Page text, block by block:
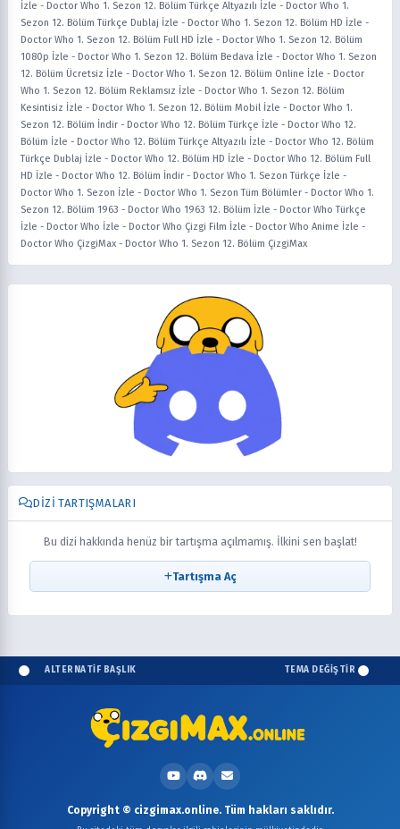
İzle - Doctor Who 1. Sezon 12. Bölüm Türkçe Altyazılı İzle - Doctor Who 1.
Sezon 12. Bölüm Türkçe Dublaj İzle - Doctor Who 1. Sezon 12. Bölüm HD İzle -
Doctor Who 1. Sezon 12. Bölüm Full HD İzle - Doctor Who 1. Sezon 12. Bölüm
1080p İzle - Doctor Who 1. Sezon 12. Bölüm Bedava İzle - Doctor Who 1. Sezon
12. Bölüm Ücretsiz İzle - Doctor Who 1. Sezon 12. Bölüm Online İzle - Doctor
Who 1. Sezon 12. Bölüm Reklamsız İzle - Doctor Who 1. Sezon 12. Bölüm
Kesintisiz İzle - Doctor Who 1. Sezon 12. Bölüm Mobil İzle - Doctor Who 1.
Sezon 12. Bölüm İndir - Doctor Who 12. Bölüm Türkçe İzle - Doctor Who 12.
Bölüm İzle - Doctor Who 12. Bölüm Türkçe Altyazılı İzle - Doctor Who 12. Bölüm
Türkçe Dublaj İzle - Doctor Who 12. Bölüm HD İzle - Doctor Who 12. Bölüm Full
HD İzle - Doctor Who 12. Bölüm İndir - Doctor Who 1. Sezon Türkçe İzle -
Doctor Who 1. Sezon İzle - Doctor Who 1. Sezon Tüm Bölümler - Doctor Who 1.
Sezon 12. Bölüm 1963 - Doctor Who 1963 12. Bölüm İzle - Doctor Who Türkçe
İzle - Doctor Who İzle - Doctor Who Çizgi Film İzle - Doctor Who Anime İzle -
Doctor Who ÇizgiMax - Doctor Who 1. Sezon 12. Bölüm ÇizgiMax
DIZI TARTIŞMALARI
Bu dizi hakkında henüz bir tartışma açılmamış. İlkini sen başlat!
Tartışma Aç
ALTERNATİF BAŞLIK TEMA DEĞİŞTİR
Copyright © cizgimax.online. Tüm hakları saklıdır.